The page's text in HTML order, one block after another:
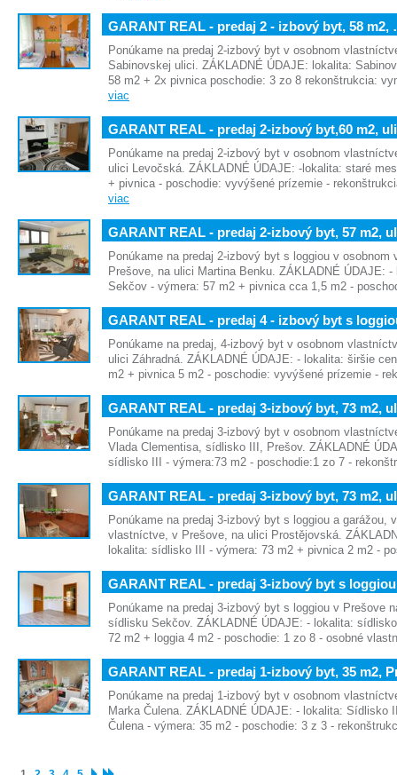
GARANT REAL - predaj 2 - izbový byt, 58 m2,
Ponúkame na predaj 2-izbový byt v osobnom
Sabinovskej ulici. ZÁKLADNÉ ÚDAJE: lokalita:
58 m2 + 2x pivnica poschodie: 3 zo 8 rekonštrukcia:
viac
GARANT REAL - predaj 2-izbový byt,60 m2,
Ponúkame na predaj 2-izbový byt v osobnom
ulici Levočská. ZÁKLADNÉ ÚDAJE: -lokalita: staré
+ pivnica - poschodie: vyvýšené prízemie -
viac
GARANT REAL - predaj 2-izbový byt, 57 m2,
Ponúkame na predaj 2-izbový byt s loggiou v osobnom
Prešove, na ulici Martina Benku. ZÁKLADNÉ ÚDAJE:
Sekčov - výmera: 57 m2 + pivnica cca 1,5 m2 -
GARANT REAL - predaj 4 - izbový byt s
Ponúkame na predaj, 4-izbový byt v osobnom
ulici Záhradná. ZÁKLADNÉ ÚDAJE: - lokalita: širšie
m2 + pivnica 5 m2 - poschodie: vyvýšené prízemie -
GARANT REAL - predaj 3-izbový byt, 73 m2,
Ponúkame na predaj 3-izbový byt v osobnom
Vlada Clementisa, sídlisko III, Prešov. ZÁKLADNÉ
sídlisko III - výmera:73 m2 - poschodie:1 zo 7 -
GARANT REAL - predaj 3-izbový byt, 73 m2,
Ponúkame na predaj 3-izbový byt s loggiou a garážou,
vlastníctve, v Prešove, na ulici Prostějovská.
lokalita: sídlisko III - výmera: 73 m2 + pivnica 2 m2 -
GARANT REAL - predaj 3-izbový byt s
Ponúkame na predaj 3-izbový byt s loggiou v Prešove
sídlisku Sekčov. ZÁKLADNÉ ÚDAJE: - lokalita:
72 m2 + loggia 4 m2 - poschodie: 1 zo 8 - osobné
GARANT REAL - predaj 1-izbový byt, 35 m2,
Ponúkame na predaj 1-izbový byt v osobnom
Marka Čulena. ZÁKLADNÉ ÚDAJE: - lokalita: Sídlisko
Čulena - výmera: 35 m2 - poschodie: 3 z 3 -